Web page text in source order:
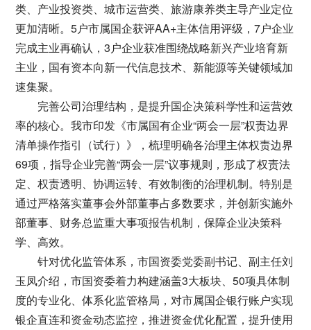
类、产业投资类、城市运营类、旅游康养类主导产业定位
更加清晰。5户市属国企获评AA+主体信用评级，7户企业
完成主业再确认，3户企业获准围绕战略新兴产业培育新
主业，国有资本向新一代信息技术、新能源等关键领域加
速集聚。
完善公司治理结构，是提升国企决策科学性和运营效
率的核心。我市印发《市属国有企业“两会一层”权责边界
清单操作指引（试行）》，梳理明确各治理主体权责边界
69项，指导企业完善“两会一层”议事规则，形成了权责法
定、权责透明、协调运转、有效制衡的治理机制。特别是
通过严格落实董事会外部董事占多数要求，并创新实施外
部董事、财务总监重大事项报告机制，保障企业决策科
学、高效。
针对优化监管体系，市国资委党委副书记、副主任刘
玉凤介绍，市国资委着力构建涵盖3大板块、50项具体制
度的专业化、体系化监管格局，对市属国企银行账户实现
银企直连和资金动态监控，推进资金优化配置，提升使用